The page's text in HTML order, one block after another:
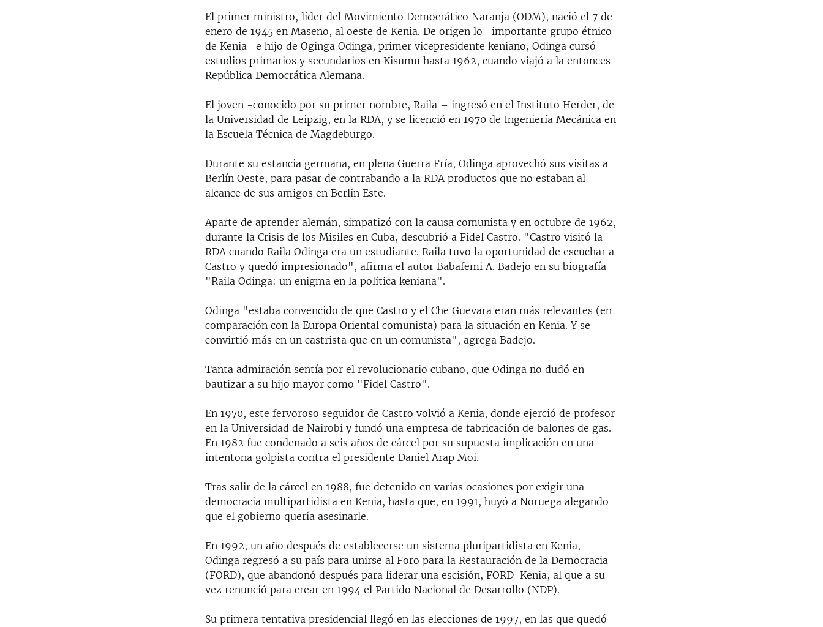
El primer ministro, líder del Movimiento Democrático Naranja (ODM), nació el 7 de
enero de 1945 en Maseno, al oeste de Kenia. De origen lo -importante grupo étnico
de Kenia- e hijo de Oginga Odinga, primer vicepresidente keniano, Odinga cursó
estudios primarios y secundarios en Kisumu hasta 1962, cuando viajó a la entonces
República Democrática Alemana.
El joven -conocido por su primer nombre, Raila – ingresó en el Instituto Herder, de
la Universidad de Leipzig, en la RDA, y se licenció en 1970 de Ingeniería Mecánica en
la Escuela Técnica de Magdeburgo.
Durante su estancia germana, en plena Guerra Fría, Odinga aprovechó sus visitas a
Berlín Oeste, para pasar de contrabando a la RDA productos que no estaban al
alcance de sus amigos en Berlín Este.
Aparte de aprender alemán, simpatizó con la causa comunista y en octubre de 1962,
durante la Crisis de los Misiles en Cuba, descubrió a Fidel Castro. "Castro visitó la
RDA cuando Raila Odinga era un estudiante. Raila tuvo la oportunidad de escuchar a
Castro y quedó impresionado", afirma el autor Babafemi A. Badejo en su biografía
"Raila Odinga: un enigma en la política keniana".
Odinga "estaba convencido de que Castro y el Che Guevara eran más relevantes (en
comparación con la Europa Oriental comunista) para la situación en Kenia. Y se
convirtió más en un castrista que en un comunista", agrega Badejo.
Tanta admiración sentía por el revolucionario cubano, que Odinga no dudó en
bautizar a su hijo mayor como "Fidel Castro".
En 1970, este fervoroso seguidor de Castro volvió a Kenia, donde ejerció de profesor
en la Universidad de Nairobi y fundó una empresa de fabricación de balones de gas.
En 1982 fue condenado a seis años de cárcel por su supuesta implicación en una
intentona golpista contra el presidente Daniel Arap Moi.
Tras salir de la cárcel en 1988, fue detenido en varias ocasiones por exigir una
democracia multipartidista en Kenia, hasta que, en 1991, huyó a Noruega alegando
que el gobierno quería asesinarle.
En 1992, un año después de establecerse un sistema pluripartidista en Kenia,
Odinga regresó a su país para unirse al Foro para la Restauración de la Democracia
(FORD), que abandonó después para liderar una escisión, FORD-Kenia, al que a su
vez renunció para crear en 1994 el Partido Nacional de Desarrollo (NDP).
Su primera tentativa presidencial llegó en las elecciones de 1997, en las que quedó